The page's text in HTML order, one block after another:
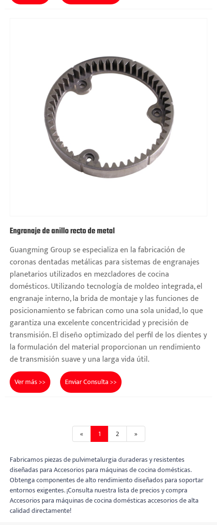
Engranaje de anillo recto de metal
Guangming Group se especializa en la fabricación de
coronas dentadas metálicas para sistemas de engranajes
planetarios utilizados en mezcladores de cocina
domésticos. Utilizando tecnología de moldeo integrada, el
engranaje interno, la brida de montaje y las funciones de
posicionamiento se fabrican como una sola unidad, lo que
garantiza una excelente concentricidad y precisión de
transmisión. El diseño optimizado del perfil de los dientes y
la formulación del material proporcionan un rendimiento
de transmisión suave y una larga vida útil.
Ver más >> Enviar Consulta >>
« 1 2 »
Fabricamos piezas de pulvimetalurgia duraderas y resistentes
diseñadas para Accesorios para máquinas de cocina domésticas.
Obtenga componentes de alto rendimiento diseñados para soportar
entornos exigentes. ¡Consulta nuestra lista de precios y compra
Accesorios para máquinas de cocina domésticas accesorios de alta
calidad directamente!